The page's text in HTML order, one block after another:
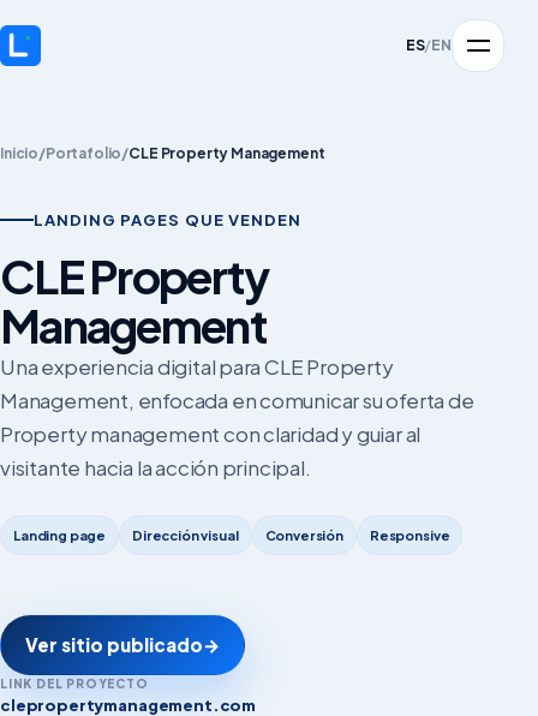
ES/EN
Inicio/Portafolio/CLE Property Management
LANDING PAGES QUE VENDEN
CLE Property
Management
Una experiencia digital para CLE Property
Management, enfocada en comunicar su oferta de
Property management con claridad y guiar al
visitante hacia la acción principal.
Landing page Dirección visual Conversión Responsive
Ver sitio publicado→
LINK DEL PROYECTO
clepropertymanagement.com